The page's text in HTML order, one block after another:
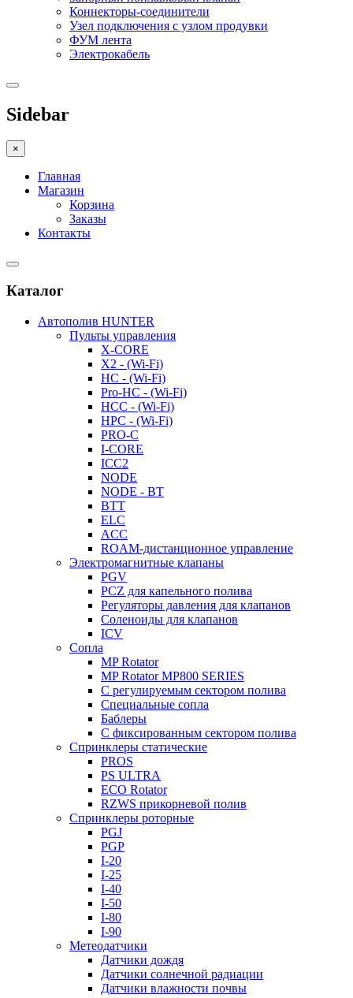
Коннекторы-соединители
Узел подключения с узлом продувки
ФУМ лента
Электрокабель
Sidebar
×
Главная
Магазин
Корзина
Заказы
Контакты
Каталог
Автополив HUNTER
Пульты управления
X-CORE
X2 - (Wi-Fi)
HC - (Wi-Fi)
Pro-HC - (Wi-Fi)
HCC - (Wi-Fi)
HPC - (Wi-Fi)
PRO-C
I-CORE
ICC2
NODE
NODE - BT
BTT
ELC
ACC
ROAM-дистанционное управление
Электромагнитные клапаны
PGV
PCZ для капельного полива
Регуляторы давления для клапанов
Соленоиды для клапанов
ICV
Сопла
MP Rotator
MP Rotator MP800 SERIES
С регулируемым сектором полива
Специальные сопла
Баблеры
С фиксированным сектором полива
Спринклеры статические
PROS
PS ULTRA
ECO Rotator
RZWS прикорневой полив
Спринклеры роторные
PGJ
PGP
I-20
I-25
I-40
I-50
I-80
I-90
Метеодатчики
Датчики дождя
Датчики солнечной радиации
Датчики влажности почвы